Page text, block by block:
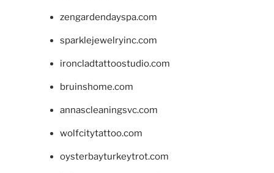
zengardendayspa.com
sparklejewelryinc.com
ironcladtattoostudio.com
bruinshome.com
annascleaningsvc.com
wolfcitytattoo.com
oysterbayturkeytrot.com